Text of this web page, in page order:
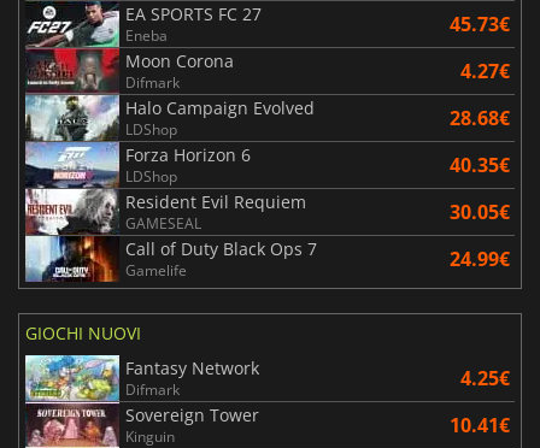
EA SPORTS FC 27
Eneba 45.73€
Moon Corona
Difmark 4.27€
Halo Campaign Evolved
LDShop 28.68€
Forza Horizon 6
LDShop 40.35€
Resident Evil Requiem
GAMESEAL 30.05€
Call of Duty Black Ops 7
Gamelife 24.99€
GIOCHI NUOVI
Fantasy Network
Difmark 4.25€
Sovereign Tower
Kinguin 10.41€